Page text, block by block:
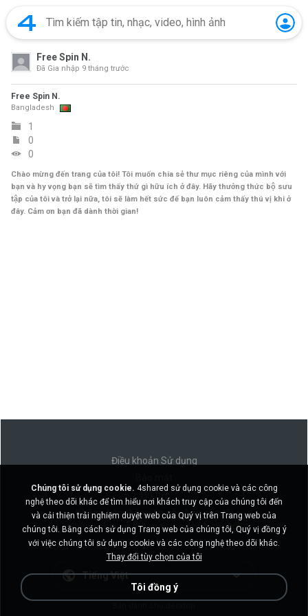
Free Spin N.
Đã Gia nhập 9 tháng trước
Free Spin N.
Bangladesh
1
0
0
Chào mừng đến trang của tôi! Tôi muốn chia sẻ thư mục riêng của mình với
bạn và hy vọng bạn sẽ tìm thấy thứ gì hữu ích ở đây. Hãy thưởng thức bộ sưu
tập của tôi và trở lại nữa, tôi sẽ làm hết sức để bạn luôn cảm thấy thú vị khi ở
đây. Cảm ơn bạn đã dành thời gian!
Điều khoản Sử dụng
Không bán thông tin cá nhân của tôi
Không chia sẻ thông tin cá nhân của tôi
Tiếng Việt
Chúng tôi sử dụng cookie. 4shared sử dụng cookie và các công
nghệ theo dõi khác để tìm hiểu nơi khách truy cập của chúng tôi đến
và cải thiện trải nghiệm duyệt web của Quý vị trên Trang web của
chúng tôi. Bằng cách sử dụng Trang web của chúng tôi, Quý vị đồng ý
với việc chúng tôi sử dụng cookie và các công nghệ theo dõi khác.
Thay đổi tùy chọn của tôi
Tôi đồng ý